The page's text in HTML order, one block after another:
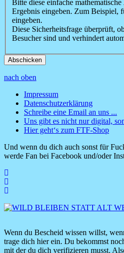
Bitte diese einfache
Ergebnis eingeben. Zum Beispiel,
eingeben.
Diese Sicherheitsfrage überprüft,
Besucher sind und verhindert
nach oben
Footer
Menü
Impressum
Datenschutzerklärung
Schreibe eine Email an uns ...
Uns gibt es nicht nur digital,
Hier geht‘s zum FTF-Shop
Und wenn du dich auch sonst für
werde Fan bei Facebook und/oder
Wenn du Bescheid wissen willst,
trage dich hier ein. Du bekommst
mit der du dich verifizieren musst.